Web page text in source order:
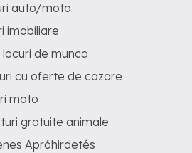
auto/moto
imobiliare
locuri de munca
cu oferte de cazare
moto
gratuite animale
Apróhirdetés